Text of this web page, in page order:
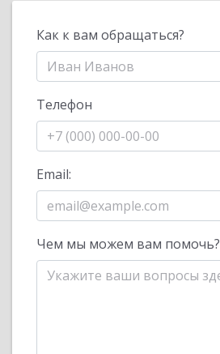
Как к вам обращаться?
Телефон
Email:
Чем мы можем вам помочь?